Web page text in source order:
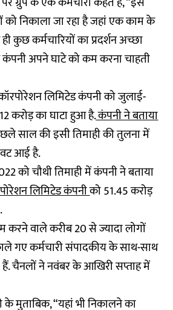
निकाला जा रहा है जहां एक काम के
कुछ कर्मचारियों का प्रदर्शन अच्छा
अपने घाटे को कम करना चाहती
लिमिटेड कंपनी को जुलाई-
करोड़ का घाटा हुआ है.कंपनी ने बताया
साल की इसी तिमाही की तुलना में
आई है.
को चौथी तिमाही में कंपनी ने बताया
लिमिटेड कंपनीको 51.45 करोड़
करने वाले करीब 20 से ज्यादा लोगों
गए कर्मचारी संपादकीय के साथ-साथ
चैनलों ने नवंबर के आखिरी सप्ताह में
मुताबिक, “यहां भी निकालने का